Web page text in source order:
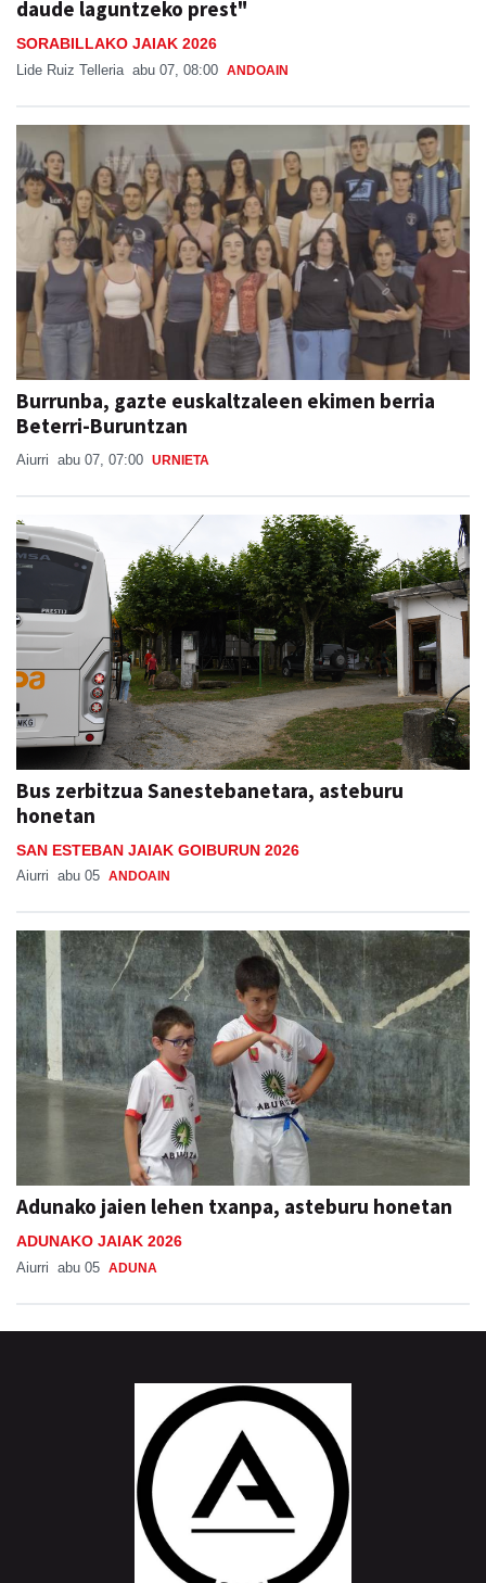
daude laguntzeko prest"
SORABILLAKO JAIAK 2026
Lide Ruiz Telleria abu 07, 08:00 ANDOAIN
Burrunba, gazte euskaltzaleen ekimen berria
Beterri-Buruntzan
Aiurri abu 07, 07:00 URNIETA
Bus zerbitzua Sanestebanetara, asteburu
honetan
SAN ESTEBAN JAIAK GOIBURUN 2026
Aiurri abu 05 ANDOAIN
Adunako jaien lehen txanpa, asteburu honetan
ADUNAKO JAIAK 2026
Aiurri abu 05 ADUNA